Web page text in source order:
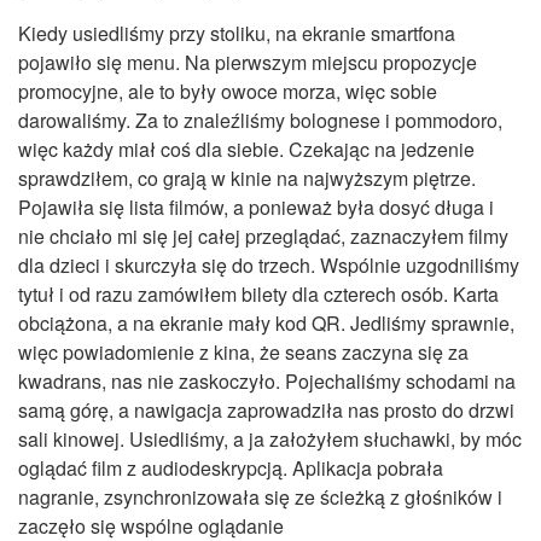
Kiedy usiedliśmy przy stoliku, na ekranie smartfona
pojawiło się menu. Na pierwszym miejscu propozycje
promocyjne, ale to były owoce morza, więc sobie
darowaliśmy. Za to znaleźliśmy bolognese i pommodoro,
więc każdy miał coś dla siebie. Czekając na jedzenie
sprawdziłem, co grają w kinie na najwyższym piętrze.
Pojawiła się lista filmów, a ponieważ była dosyć długa i
nie chciało mi się jej całej przeglądać, zaznaczyłem filmy
dla dzieci i skurczyła się do trzech. Wspólnie uzgodniliśmy
tytuł i od razu zamówiłem bilety dla czterech osób. Karta
obciążona, a na ekranie mały kod QR. Jedliśmy sprawnie,
więc powiadomienie z kina, że seans zaczyna się za
kwadrans, nas nie zaskoczyło. Pojechaliśmy schodami na
samą górę, a nawigacja zaprowadziła nas prosto do drzwi
sali kinowej. Usiedliśmy, a ja założyłem słuchawki, by móc
oglądać film z audiodeskrypcją. Aplikacja pobrała
nagranie, zsynchronizowała się ze ścieżką z głośników i
zaczęło się wspólne oglądanie